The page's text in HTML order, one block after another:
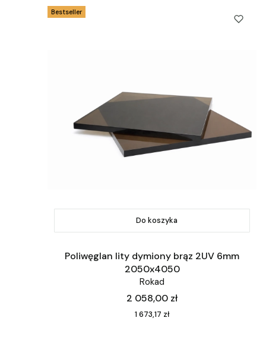
Bestseller
Do koszyka
Poliwęglan lity dymiony brąz 2UV 6mm
2050x4050
Rokad
Cena
2 058,00 zł
Cena
1 673,17 zł